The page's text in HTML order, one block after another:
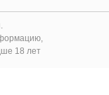
18 лет